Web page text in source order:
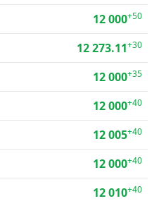
12 000+50
12 273.11+30
12 000+35
12 000+40
12 005+40
12 000+40
12 010+40